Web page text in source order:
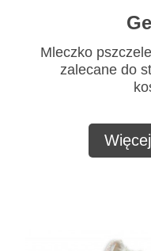
Mleczko
zalecane do